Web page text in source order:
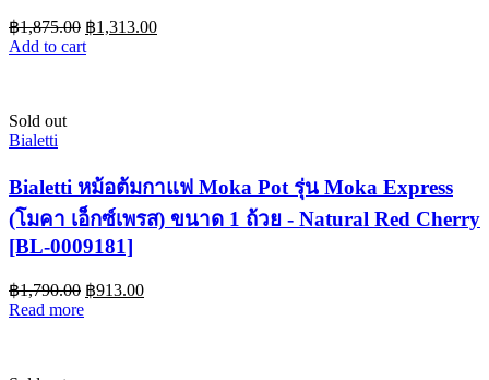
฿1,875.00 ฿1,313.00
Add to cart
Sold out
Bialetti
Bialetti หม้อต้มกาแฟ Moka Pot รุ่น Moka Express
(โมคา เอ็กซ์เพรส) ขนาด 1 ถ้วย - Natural Red Cherry
[BL-0009181]
฿1,790.00 ฿913.00
Read more